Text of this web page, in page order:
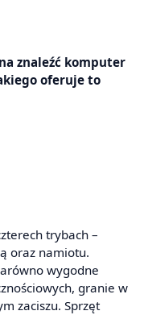
znaleźć komputer
oferuje to
trybach –
oraz namiotu.
wygodne
granie w
zaciszu. Sprzęt